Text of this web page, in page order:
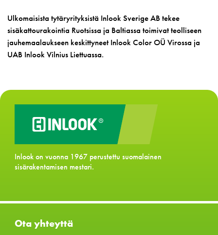
Ulkomaisista tytäryrityksistä Inlook Sverige AB tekee
sisäkattourakointia Ruotsissa ja Baltiassa toimivat teolliseen
jauhemaalaukseen keskittyneet Inlook Color OÜ Virossa ja
UAB Inlook Vilnius Liettuassa.
Inlook on vuonna 1967 perustettu suomalainen
sisärakentamisen mestari.
Ota yhteyttä